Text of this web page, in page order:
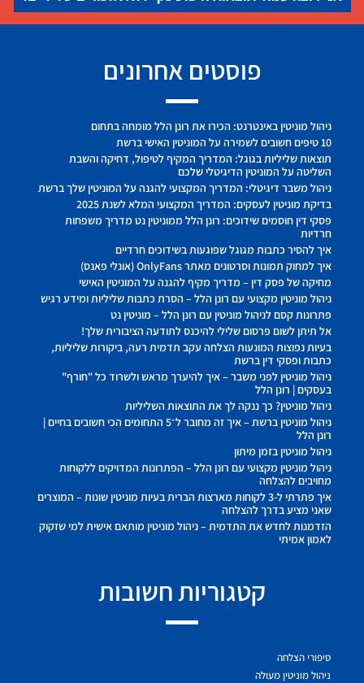
פוסטים אחרונים
ניהול מוניטין באינטרנט: הכירו את רונן הלל מומחה בתחום
10 טיפים חשובים לשמירה על המוניטין האישי ברשת
תוצאות שליליות בגוגל: המדריך המקיף לטיפול, דחיקה והשבת
השליטה על המוניטין הדיגיטלי שלכם
ניהול משבר דיגיטלי: המדריך המקצועי להגנה על המוניטין שלך ברשת
בדיקת מוניטין לעסקים: המדריך המקצועי המלא לשנת 2025
פסקי דין חוסמים שידוכים: רונן הלל ממוניטין נט מדריך משפחות
חרדיות
איך להסיר כתבות מגוגל שפוגעות בשידוכים חרדיים
איך למחוק תמונות וסרטונים מאתר OnlyFans (אונלי פאנס)
מחיקה של פסק דין – מדריך מקיף להגנה על המוניטין האישי
ניהול מוניטין מקצועי עם רונן הלל – הסרת כתבות שליליות ומידע רגיש
פתרונות קסם לניהול מוניטין עם רונן הלל – מוניטין נט
אל תיתן לשום פרסום שלילי להיכנס לתודעה הציבורית שלך!
בעיות נפוצות המונעות הצלחה עקב תדמית רעה, ביקורות שליליות,
כתבות ופסקי דין ברשת
ניהול מוניטין לפני משבר – איך להיערך מראש ולשרוד כל "חורף"
בעסקים | רונן הלל
ניהול מוניטין? כך ננקה לך את התוצאות השליליות
ניהול מוניטין ברשת – איך זה מחובר ל־5 התחומים הכי חשובים בחיים |
רונן הלל
ניהול מוניטין בזמן מיתון
ניהול מוניטין מקצועי עם רונן הלל – הפתרונות המדויקים ללקוחות
מחויבים להצלחה
איך פתרתי ל-3 לקוחות מארצות הברית בעיות מוניטין שונות – המוצרים
שאני מציע בדרך להצלחה
הזדמנות לחדש את התדמית – ניהול מוניטין מותאם אישית למי שזקוק
לאמון אמיתי
קטגוריות חשובות
סיפורי הצלחה
ניהול מוניטין מעולה